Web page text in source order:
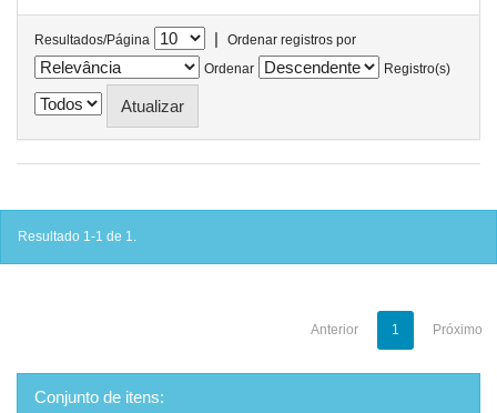
Resultados/Página |
Ordenar registros por
Ordenar
Registro(s)
Resultado 1-1 de 1.
Anterior 1 Próximo
Conjunto de itens: